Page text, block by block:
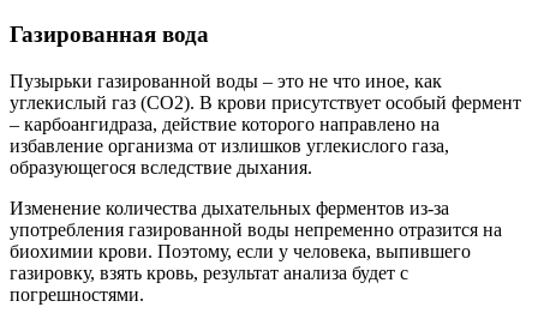
Газированная вода
Пузырьки газированной воды – это не что иное, как
углекислый газ (CO2). В крови присутствует особый фермент
– карбоангидраза, действие которого направлено на
избавление организма от излишков углекислого газа,
образующегося вследствие дыхания.
Изменение количества дыхательных ферментов из-за
употребления газированной воды непременно отразится на
биохимии крови. Поэтому, если у человека, выпившего
газировку, взять кровь, результат анализа будет с
погрешностями.